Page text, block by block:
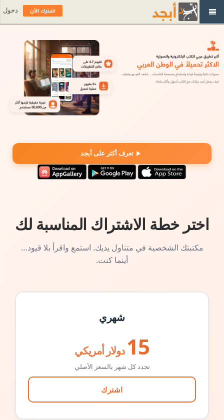
تعرف أكثر على أبجد
اختر خطة الاشتراك المناسبة لك
مكتبتك الشخصية في متناول يديك. استمع واقرأ بلا قيود…
أينما كنت.
شهري
15 دولار أمريكي
تجدد كل شهر بالسعر الأصلي
اشترك
اشترك الآن دخول